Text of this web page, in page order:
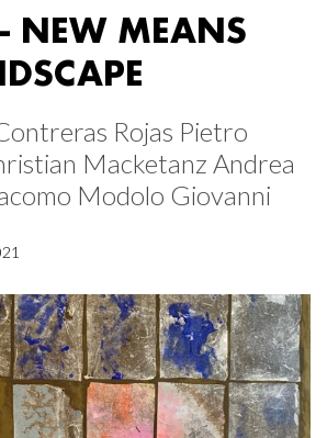
NEW MEANS
Rojas Pietro
Macketanz Andrea
Modolo Giovanni